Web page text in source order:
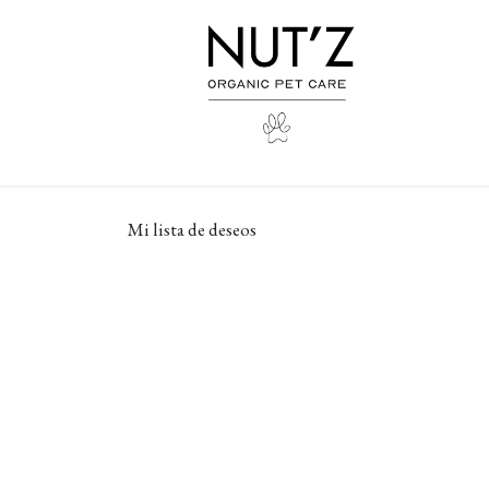
Mi lista de deseos